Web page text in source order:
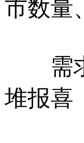
市数量
需求
堆报喜